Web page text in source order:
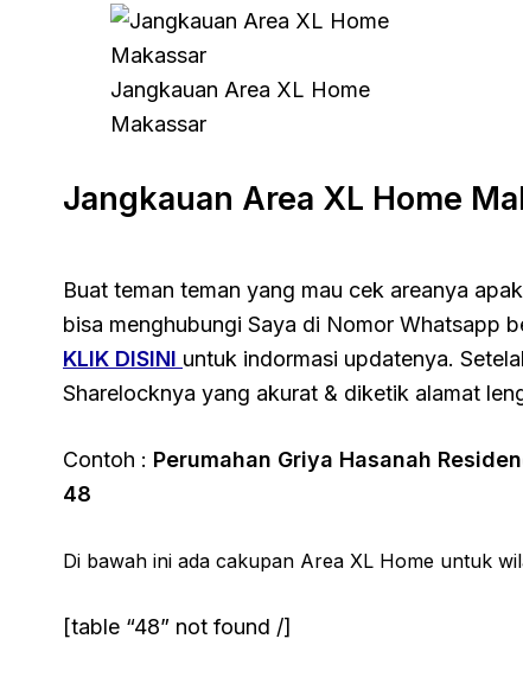
Jangkauan Area XL Home
Makassar
Jangkauan Area XL Home
Buat teman teman yang mau cek areanya
bisa menghubungi Saya di Nomor Whatsapp
KLIK DISINI untuk indormasi updatenya.
Sharelocknya yang akurat & diketik alamat
Contoh : Perumahan Griya Hasanah
48
Di bawah ini ada cakupan Area XL Home untuk
[table “48” not found /]